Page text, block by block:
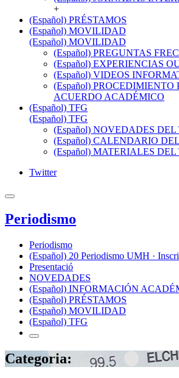
+
(Español) PRÉSTAMOS
(Español) MOVILIDAD
(Español) MOVILIDAD
(Español) PREGUNTAS
(Español) EXPERIENCIAS
(Español) VIDEOS
(Español) PROCEDIMIENTO
ACUERDO ACADÉMICO
(Español) TFG
(Español) TFG
(Español) NOVEDADES DEL
(Español) CALENDARIO
(Español) MATERIALES DEL
Twitter
Periodismo
Periodismo
(Español) 20 Periodismo UMH ·
Presentació
NOVEDADES
(Español) INFORMACIÓN
(Español) PRÉSTAMOS
(Español) MOVILIDAD
(Español) TFG
Categoria: